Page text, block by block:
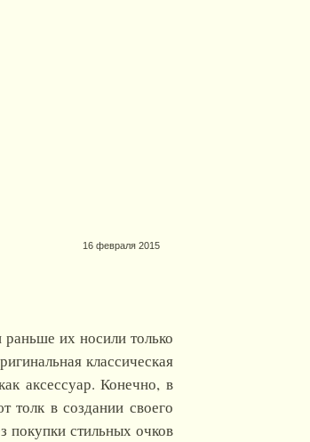
16 февраля 2015
их носили только
классическая
аксессуар. Конечно, в
толк в создании своего
покупки стильных очков